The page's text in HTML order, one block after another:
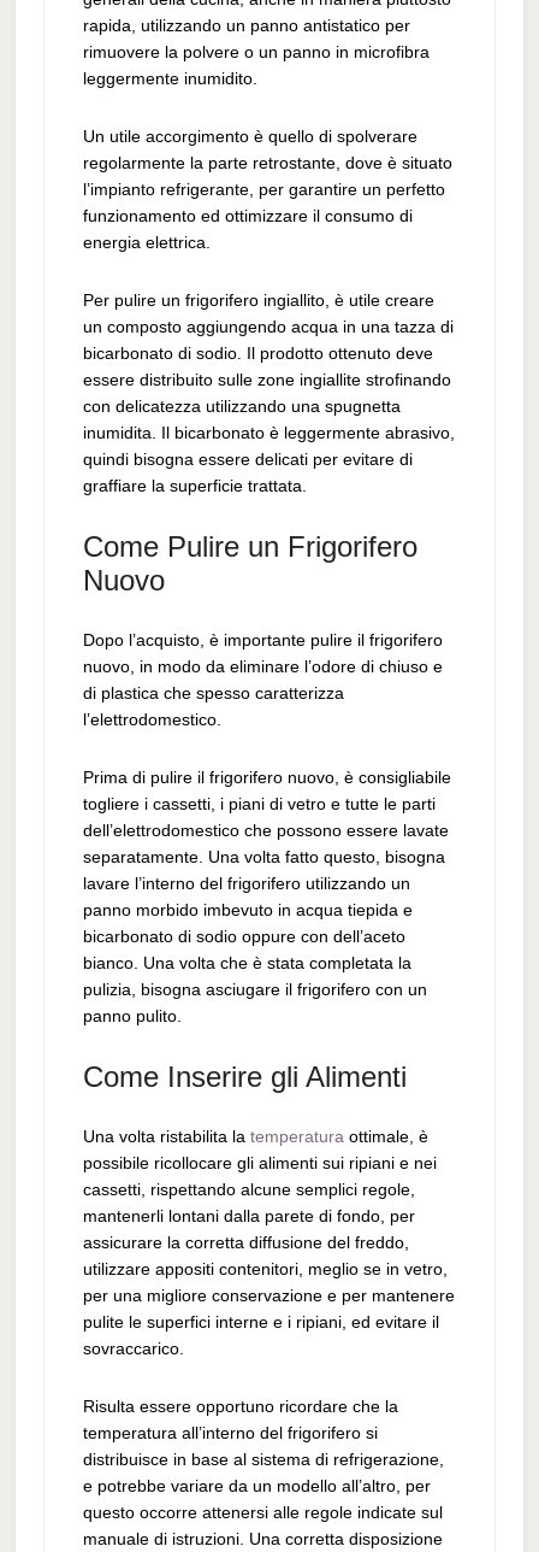
rapida, utilizzando un panno antistatico per
rimuovere la polvere o un panno in microfibra
leggermente inumidito.
Un utile accorgimento è quello di spolverare
regolarmente la parte retrostante, dove è situato
l’impianto refrigerante, per garantire un perfetto
funzionamento ed ottimizzare il consumo di
energia elettrica.
Per pulire un frigorifero ingiallito, è utile creare
un composto aggiungendo acqua in una tazza di
bicarbonato di sodio. Il prodotto ottenuto deve
essere distribuito sulle zone ingiallite strofinando
con delicatezza utilizzando una spugnetta
inumidita. Il bicarbonato è leggermente abrasivo,
quindi bisogna essere delicati per evitare di
graffiare la superficie trattata.
Come Pulire un Frigorifero
Nuovo
Dopo l’acquisto, è importante pulire il frigorifero
nuovo, in modo da eliminare l’odore di chiuso e
di plastica che spesso caratterizza
l’elettrodomestico.
Prima di pulire il frigorifero nuovo, è consigliabile
togliere i cassetti, i piani di vetro e tutte le parti
dell’elettrodomestico che possono essere lavate
separatamente. Una volta fatto questo, bisogna
lavare l’interno del frigorifero utilizzando un
panno morbido imbevuto in acqua tiepida e
bicarbonato di sodio oppure con dell’aceto
bianco. Una volta che è stata completata la
pulizia, bisogna asciugare il frigorifero con un
panno pulito.
Come Inserire gli Alimenti
Una volta ristabilita la temperatura ottimale, è
possibile ricollocare gli alimenti sui ripiani e nei
cassetti, rispettando alcune semplici regole,
mantenerli lontani dalla parete di fondo, per
assicurare la corretta diffusione del freddo,
utilizzare appositi contenitori, meglio se in vetro,
per una migliore conservazione e per mantenere
pulite le superfici interne e i ripiani, ed evitare il
sovraccarico.
Risulta essere opportuno ricordare che la
temperatura all’interno del frigorifero si
distribuisce in base al sistema di refrigerazione,
e potrebbe variare da un modello all’altro, per
questo occorre attenersi alle regole indicate sul
manuale di istruzioni. Una corretta disposizione